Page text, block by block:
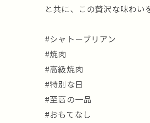
と共に、この贅沢な味わい
#シャトーブリアン
#焼肉
#高級焼肉
#特別な日
#至高の一品
#おもてなし